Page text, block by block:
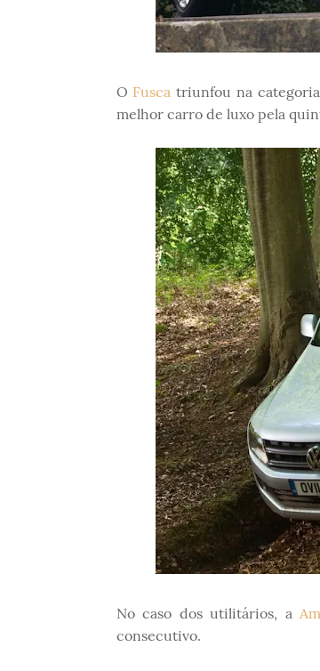
O Fusca triunfou na
melhor carro de luxo pela
No caso dos utilitários, a
consecutivo.